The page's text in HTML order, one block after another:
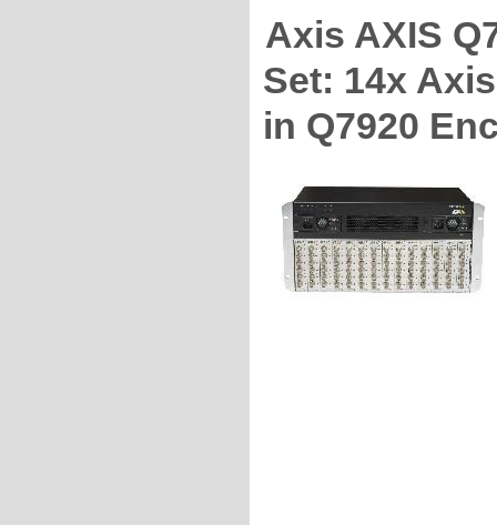
Axis AXIS
Set: 14x
in Q7920